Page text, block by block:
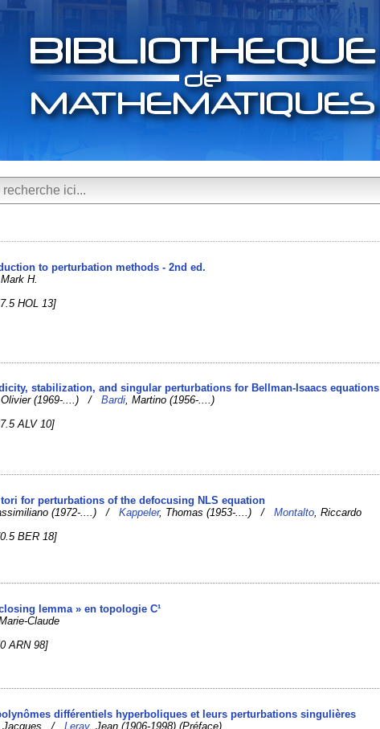
to perturbation methods - 2nd ed.
, Mark H.
HOL 13]
stabilization, and singular perturbations for Bellman-Isaacs equations
(1969-....) /Bardi, Martino (1956-....)
ALV 10]
tori for perturbations of the defocusing NLS equation
(1972-....) /Kappeler, Thomas (1953-....) /Montalto , Riccardo
BER 18]
lemma » en topologie C¹
Claude
ARN 98]
différentiels hyperboliques et leurs perturbations singulières
Jacques /Leray, Jean (1906-1998) (Préface)